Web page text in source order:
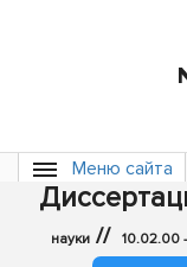
Меню сайта
науки // 10.02.00